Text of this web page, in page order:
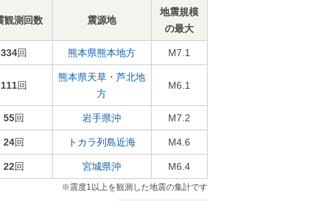
観測回数 震源地
地震規模
の最大
334回 熊本県熊本地方 M7.1
111回
熊本県天草・芦北地
方
M6.1
55回 岩手県沖 M7.2
24回 トカラ列島近海 M4.6
22回 宮城県沖 M6.4
※震度1以上を観測した地震の集計です